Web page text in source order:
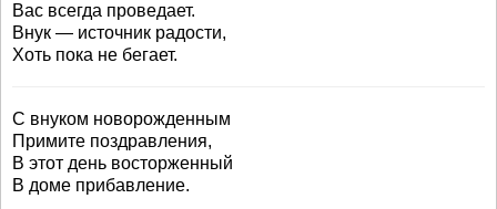
Вас всегда проведает.
Внук — источник радости,
Хоть пока не бегает.
С внуком новорожденным
Примите поздравления,
В этот день восторженный
В доме прибавление.